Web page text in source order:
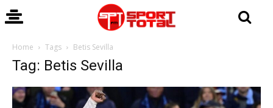
Home Tags Betis Sevilla
Tag: Betis Sevilla